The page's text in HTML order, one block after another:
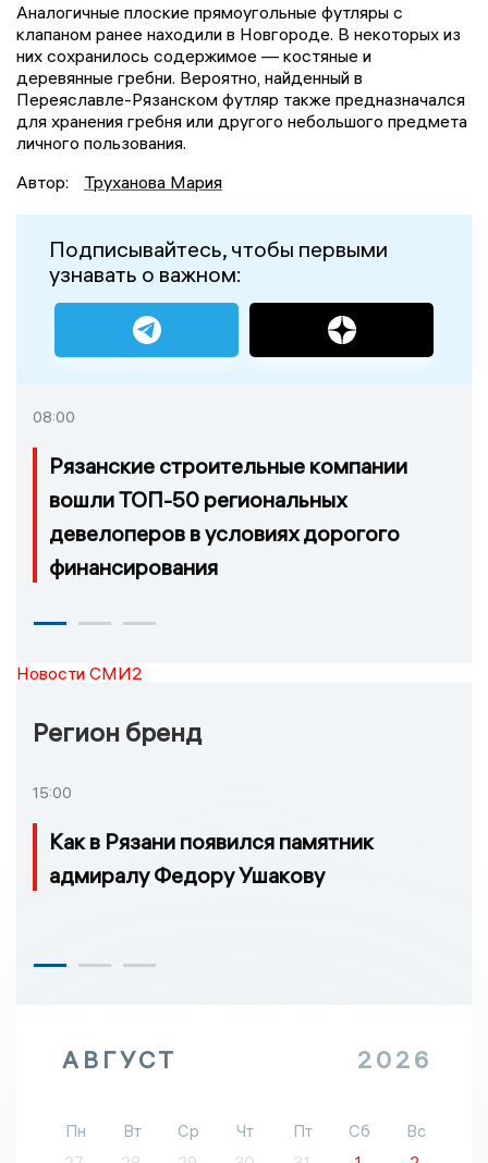
Аналогичные плоские прямоугольные футляры с
клапаном ранее находили в Новгороде. В некоторых из
них сохранилось содержимое — костяные и
деревянные гребни. Вероятно, найденный в
Переяславле-Рязанском футляр также предназначался
для хранения гребня или другого небольшого предмета
личного пользования.
Автор:
Труханова Мария
Подписывайтесь, чтобы первыми
узнавать о важном:
08:00
Рязанские строительные компании
вошли ТОП-50 региональных
девелоперов в условиях дорогого
финансирования
Новости СМИ2
Регион бренд
15:00
Как в Рязани появился памятник
адмиралу Федору Ушакову
АВГУСТ 2026
Пн Вт Ср Чт Пт Сб
Вс